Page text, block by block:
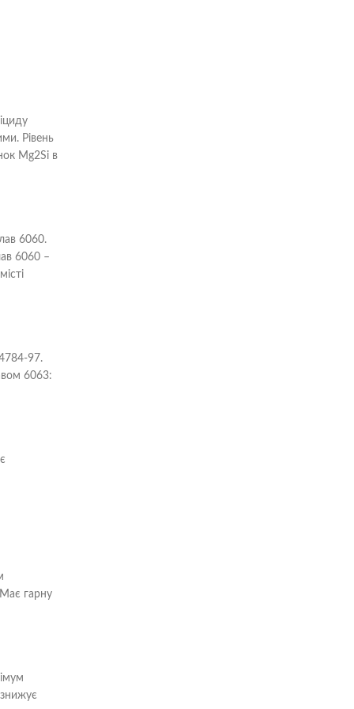
Рівень
Mg2Si в
6060.
6060 –
97.
6063:
гарну